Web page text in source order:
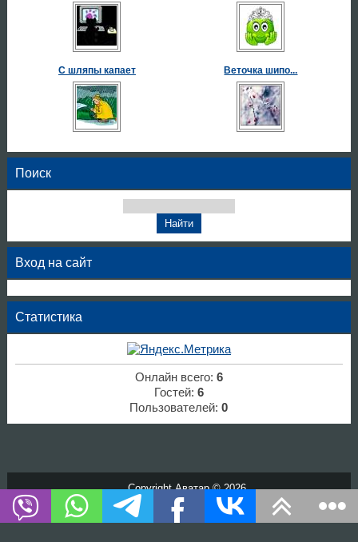
С шляпы капает Веточка шипо...
Поиск
Вход на сайт
Статистика
Онлайн всего: 6
Гостей: 6
Пользователей:0
Copyright Аватар © 2026
Хостинг от
uCoz